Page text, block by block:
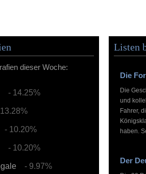
dieser Woche:
- 14.25%
- 10.20%
- 10.20%
- 9.97%
Listen
Die
Die
und
Fahrer,
haben.
Der